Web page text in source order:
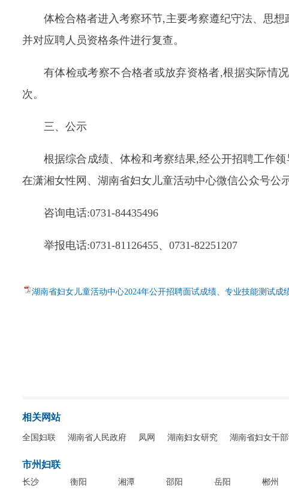
体检合格者进入考察环节,主要考察遵纪守法、思
并对应聘人员资格条件进行复查。
有体检或考察不合格者或放弃资格者,根据实际情
次。
三、公示
根据综合成绩、体检和考察结果,经公开招聘工作
在潇湘女性网、湖南省妇女儿童活动中心微信公众号公
咨询电话:0731-84435496
举报电话:0731-81126455、0731-82251207
湖南省妇女儿童活动中心2024年公开招聘面试成绩、专业技能测试
相关网站
全国妇联 湖南省人民政府 凤网 湖南妇女研究 湖南省妇女干
市州妇联
长沙 衡阳 湘潭 邵阳 岳阳 郴州